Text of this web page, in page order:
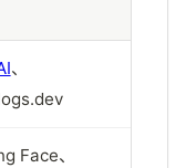
、
Face、